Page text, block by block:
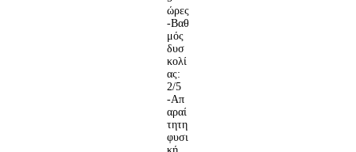
ώρες
-Βαθ
μός
δυσ
κολί
ας:
2/5
-Απ
αραί
τητη
φυσι